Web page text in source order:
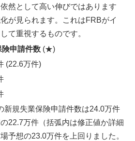
然として高い伸びではあります
が見られます。これはFRBがイ
て重視するものです。
申請件数 (★)
(22.6万件)
新規失業保険申請件数は24.0万件
22.7万件（括弧内は修正値か詳細
予想の23.0万件を上回りました。